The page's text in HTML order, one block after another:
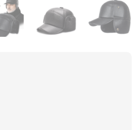
z daszkiem chowanymi nausznikami